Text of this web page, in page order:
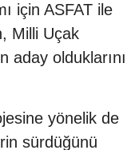
için ASFAT ile
Milli Uçak
aday olduklarını
yönelik de
sürdüğünü